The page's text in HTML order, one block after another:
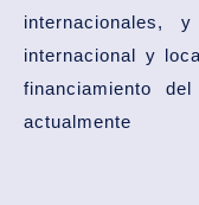
internacionales,
internacional y
financiamiento
actualmente